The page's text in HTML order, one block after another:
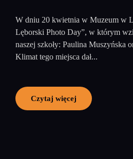
W dniu 20 kwietnia w Muzeum w
Lęborski Photo Day”, w którym
naszej szkoły: Paulina Muszyńska
Klimat tego miejsca dał...
Czytaj więcej